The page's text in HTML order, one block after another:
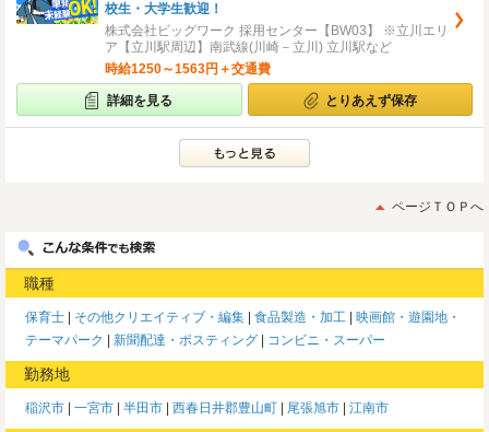
校生・大学生歓迎！
株式会社ビッグワーク 採用センター【BW03】 ※立川エリ
ア【立川駅周辺】南武線(川崎－立川) 立川駅など
時給1250～1563円＋交通費
詳細を見る とりあえず保存
ページＴＯＰへ
職種
保育士 その他クリエイティブ・編集 食品製造・加工
映画館・遊園地・
テーマパーク
新聞配達・ポスティング コンビニ・スーパー
勤務地
稲沢市 一宮市 半田市 西春日井郡豊山町 尾張旭市 江南市